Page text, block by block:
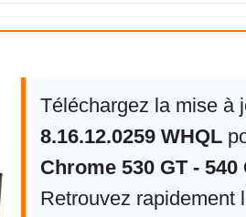
Téléchargez la mise à
8.16.12.0259 WHQL
Chrome 530 GT -
Retrouvez rapidement